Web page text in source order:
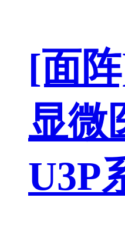
[面
显微
U3P